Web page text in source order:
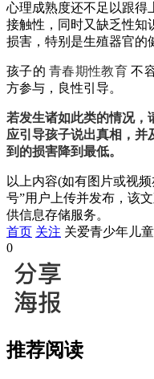
心理成熟度还不足以跟得
接触性，同时又缺乏性知
损害，特别是生殖器官的
孩子的青春期性教育不
方参与，良性引导。
若发生诸如此类的情况，
应引导孩子说出真相，并
到的损害降到最低。
以上内容(如有图片或视
号”用户上传并发布，该
供信息存储服务。
首页 关注 关爱青少年儿
0
推荐阅读